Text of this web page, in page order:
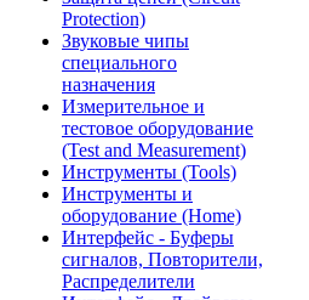
Protection)
Звуковые чипы
специального
назначения
Измерительное и
тестовое оборудование
(Test and Measurement)
Инструменты (Tools)
Инструменты и
оборудование (Home)
Интерфейс - Буферы
сигналов, Повторители,
Распределители